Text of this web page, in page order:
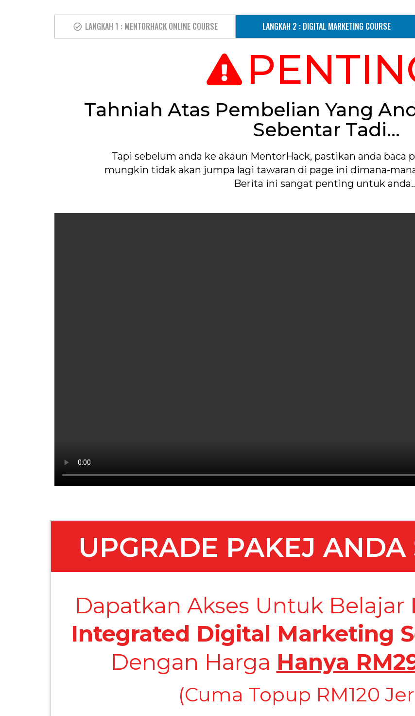
LANGKAH 1 : MENTORHACK ONLINE COURSE LANGKAH 2 : DIGITAL MARKETING COURSE
Tahniah Atas Pembelian Yang
Sebentar Tadi...
Tapi sebelum anda ke akaun MentorHack, pastikan anda baca
mungkin tidak akan jumpa lagi tawaran di page ini dimana-
Berita ini sangat penting untuk
UPGRADE PAKEJ ANDA
Dapatkan Akses Untuk Belajar
Integrated Digital Marketing
Dengan Harga Hanya
(Cuma Topup RM120